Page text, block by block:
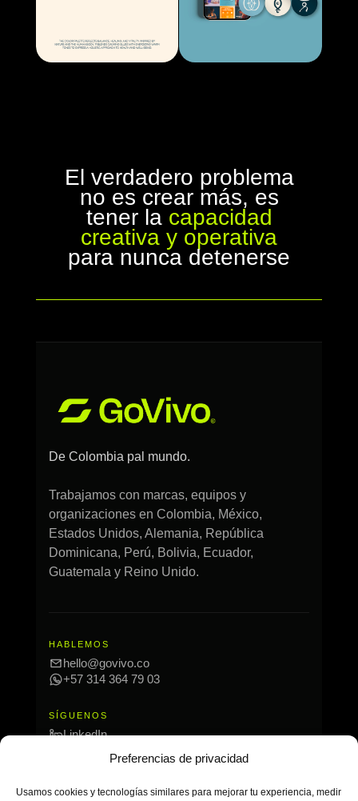
Preferencias de privacidad
Usamos cookies y tecnologías similares para mejorar tu experiencia, medir
El verdadero problema
no es crear más, es
tener la capacidad
creativa y operativa
para nunca detenerse
De Colombia pal mundo.
Trabajamos con marcas, equipos y
organizaciones en Colombia, México,
Estados Unidos, Alemania, República
Dominicana, Perú, Bolivia, Ecuador,
Guatemala y Reino Unido.
HABLEMOS
hello@govivo.co
+57 314 364 79 03
SÍGUENOS
LinkedIn
PAGOS